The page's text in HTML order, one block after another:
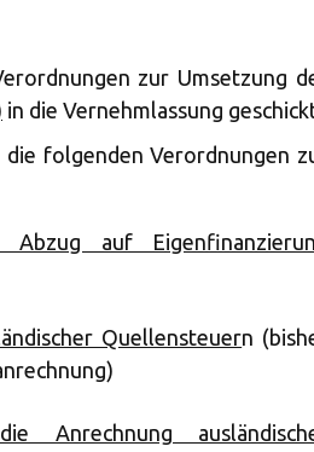
zur Umsetzung
in die Vernehmlassung
die folgenden Verordnungen
auf
Quellensteuern